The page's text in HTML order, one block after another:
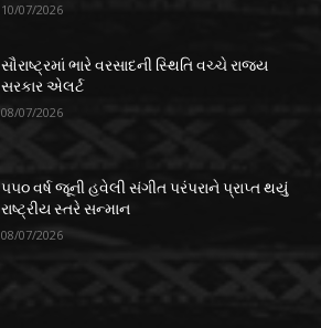
10/07/2026
સૌરાષ્ટ્રમાં ભારે વરસાદની સ્થિતિ વચ્ચે રાજ્ય
સરકાર એલર્ટ
08/07/2026
૫૫૦ વર્ષ જૂની હવેલી સંગીત પરંપરાને પ્રાપ્ત થયું
રાષ્ટ્રીય સ્તરે સન્માન
08/07/2026